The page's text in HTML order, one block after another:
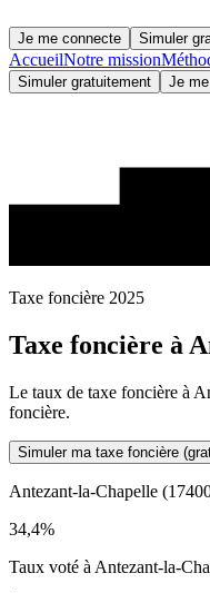
Je me connecte Simuler
AccueilNotre mission
Simuler gratuitement Je
Taxe foncière 2025
Taxe foncière à
Le taux de taxe foncière à
foncière.
Simuler ma taxe foncière
Antezant-la-Chapelle
34,4%
Taux voté à Antezant-la-